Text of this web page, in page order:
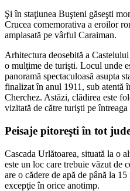
Şi în staţiunea Buşteni găseşti
Crucea comemorativa a eroilor
amplasată pe vârful Caraiman.
Arhitectura deosebită a
o mulţime de turişti. Locul unde
panoramă spectaculoasă asupta
finalizat în anul 1911, sub atentă
Cherchez. Astăzi, clădirea este
vizitată de către turişti pe
Peisaje pitoreşti în tot
Cascada Urlătoarea, situată la o
este un loc care trebuie văzut de
are o cădere de apă de până la
excepţie în orice anotimp.